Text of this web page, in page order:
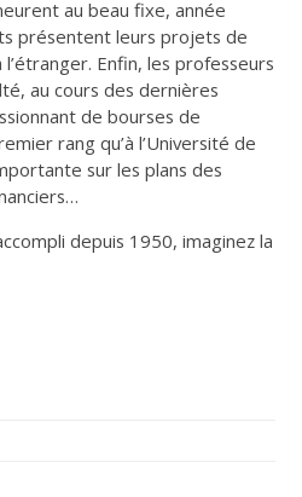
au beau fixe, année
présentent leurs projets de
Enfin, les professeurs
au cours des dernières
de bourses de
rang qu’à l’Université de
sur les plans des
depuis 1950, imaginez la